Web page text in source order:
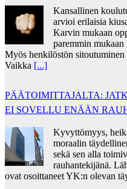
Kansallinen
arvioi erilaisia
Karvin mukaan
paremmin mukaan
Myös henkilöstön sitoutuminen
Vaikka [...]
PÄÄTOIMITTAJALTA:
EI SOVELLU ENÄÄN
Kyvyttömyys,
moraalin
sekä sen alla
rauhantekijänä.
ovat osoittaneet YK:n olevan